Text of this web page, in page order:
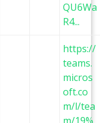
QU6Wa
R4...
https://
teams.
micros
oft.co
m/l/tea